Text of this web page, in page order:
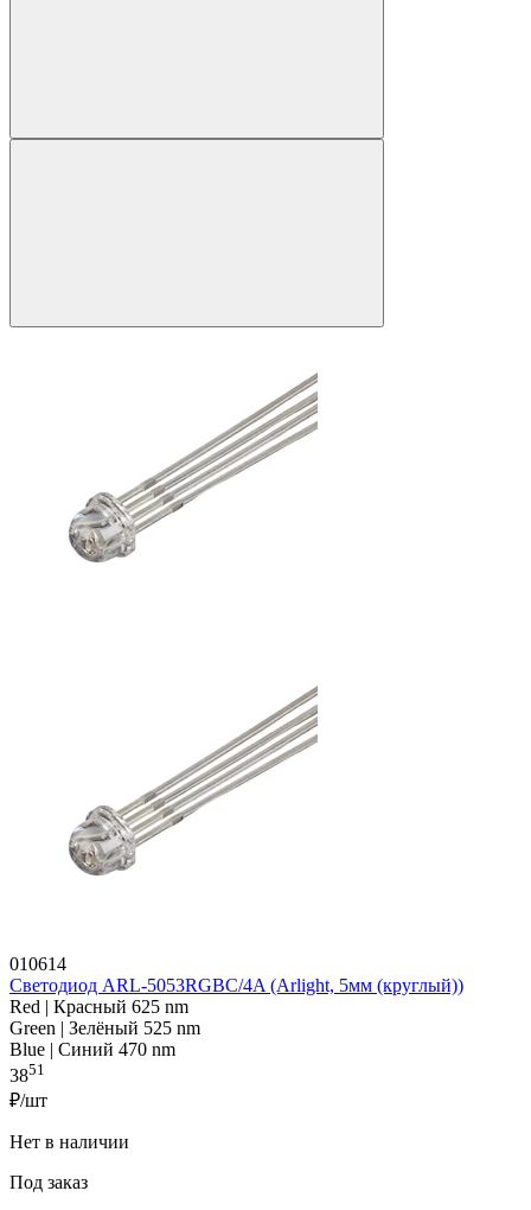
010614
Светодиод ARL-5053RGBC/4A (Arlight, 5мм (круглый))
Red | Красный 625 nm
Green | Зелёный 525 nm
Blue | Синий 470 nm
3851
₽/шт
Нет в наличии
Под заказ